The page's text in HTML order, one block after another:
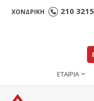
ΧΟΝΔΡΙΚΗ 210
ΕΤΑΙΡΙΑ